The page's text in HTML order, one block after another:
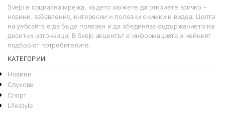
Svejo е социална мрежа, където можете да откриете всичко –
новини, забавления, интересни и полезни снимки и видеа. Целта
на уебсайта е да бъде полезен и да обединява съдържанието на
десетки източници. В Svejo акцентът е информацията и нейният
подбор от потребителите.
КАТЕГОРИИ
Новини
Слухове
Спорт
Lifestyle